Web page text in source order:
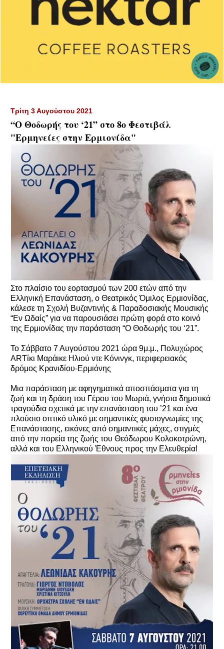
Τρίτη 3 Αυγούστου 2021
“Ο Θοδωρής του ‘21” στο 8ο Φεστιβάλ
"Ερμηνείες στην Ερμιονίδα"
Στο πλαίσιο του εορτασμού των 200 ετών από την
Ελληνική Επανάσταση, ο Θεατρικός Όμιλος Ερμιονίδας,
κάλεσε τη Σχολή Βυζαντινής & Παραδοσιακής Μουσικής
“Εν Ωδαίς” για να παρουσιάσει πρώτη φορά στο κοινό
της Ερμιονίδας την παράσταση “Ο Θοδωρής του ‘21”.
Το Σάββατο 7 Αυγούστου 2021 ώρα 9μ.μ., Πολυχώρος
ΑRTίκι Μαράικε Ηλιού ντε Κόνινγκ, περιφερειακός
δρόμος Κρανιδίου-Ερμιόνης
Μια παράσταση με αφηγηματικά αποσπάσματα για τη
ζωή και τη δράση του Γέρου του Μωριά, γνήσια δημοτικά
τραγούδια σχετικά με την επανάσταση του ’21 και ένα
πλούσιο οπτικό υλικό με σημαντικές φυσιογνωμίες της
Επανάστασης, εικόνες από σημαντικές μάχες, στιγμές
από την πορεία της ζωής του Θεόδωρου Κολοκοτρώνη,
αλλά και του Ελληνικού Έθνους προς την Ελευθερία!